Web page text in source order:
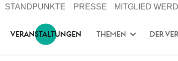
STANDPUNKTE PRESSE MITGLIED
VERANSTALTUNGEN THEMEN DER